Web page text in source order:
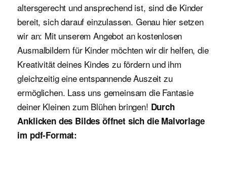
altersgerecht und ansprechend ist, sind die Kinder
bereit, sich darauf einzulassen. Genau hier setzen
wir an: Mit unserem Angebot an kostenlosen
Ausmalbildern für Kinder möchten wir dir helfen, die
Kreativität deines Kindes zu fördern und ihm
gleichzeitig eine entspannende Auszeit zu
ermöglichen. Lass uns gemeinsam die Fantasie
deiner Kleinen zum Blühen bringen! Durch
Anklicken des Bildes öffnet sich die Malvorlage
im pdf-Format: